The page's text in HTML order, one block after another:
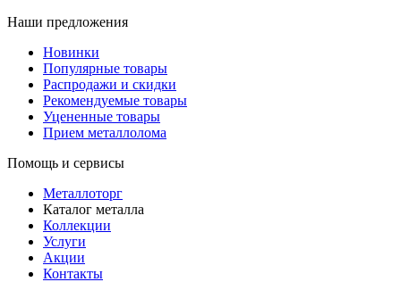
Наши предложения
Новинки
Популярные товары
Распродажи и скидки
Рекомендуемые товары
Уцененные товары
Прием металлолома
Помощь и сервисы
Металлоторг
Каталог металла
Коллекции
Услуги
Акции
Контакты